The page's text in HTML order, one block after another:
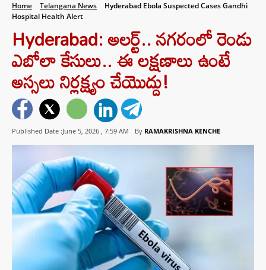
Home Telangana News
Hyderabad Ebola Suspected Cases Gandhi
Hospital Health Alert
Hyderabad: అలర్ట్.. నగరంలో రెండు
ఎబోలా కేసులు.. ఈ లక్షణాలు ఉంటే
అస్సలు నిర్లక్ష్యం చేయొద్దు!
Published Date :June 5, 2026 , 7:59 AM By RAMAKRISHNA KENCHE